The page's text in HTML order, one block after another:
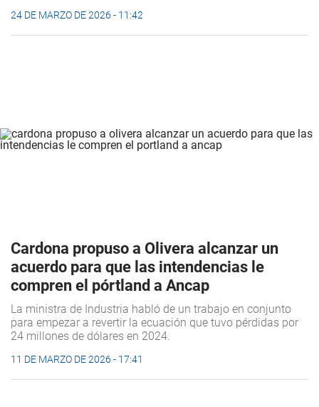
24 DE MARZO DE 2026 - 11:42
Cardona propuso a Olivera alcanzar un
acuerdo para que las intendencias le
compren el pórtland a Ancap
La ministra de Industria habló de un trabajo en conjunto
para empezar a revertir la ecuación que tuvo pérdidas por
24 millones de dólares en 2024.
11 DE MARZO DE 2026 - 17:41